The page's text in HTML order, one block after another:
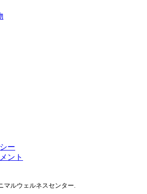
ー
ント
ルウェルネスセンター.